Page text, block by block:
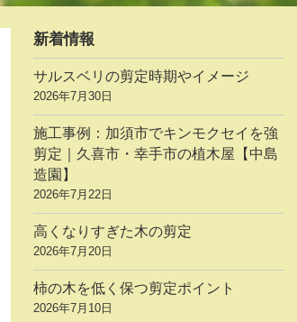
新着情報
サルスベリの剪定時期やイメージ
2026年7月30日
施工事例：加須市でキンモクセイを強
剪定｜久喜市・幸手市の植木屋【中島
造園】
2026年7月22日
高くなりすぎた木の剪定
2026年7月20日
柿の木を低く保つ剪定ポイント
2026年7月10日